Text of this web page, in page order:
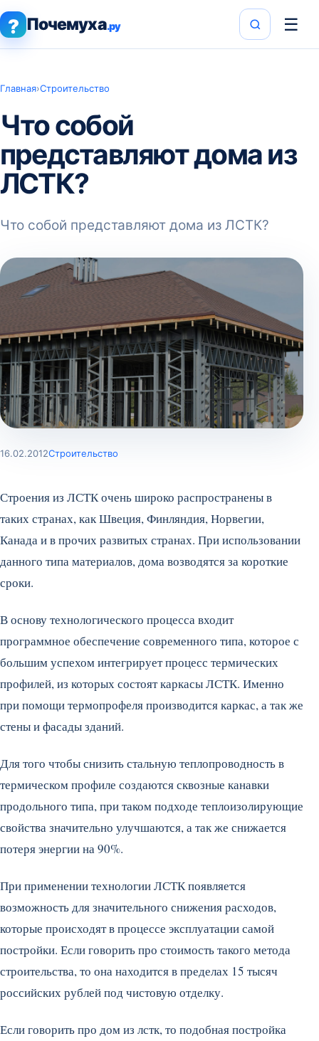
? Почемуха.ру ☰
Главная›Строительство
Что собой
представляют дома из
ЛСТК?
Что собой представляют дома из ЛСТК?
16.02.2012Строительство
Строения из ЛСТК очень широко распространены в
таких странах, как Швеция, Финляндия, Норвегии,
Канада и в прочих развитых странах. При использовании
данного типа материалов, дома возводятся за короткие
сроки.
В основу технологического процесса входит
программное обеспечение современного типа, которое с
большим успехом интегрирует процесс термических
профилей, из которых состоят каркасы ЛСТК. Именно
при помощи термопрофеля производится каркас, а так же
стены и фасады зданий.
Для того чтобы снизить стальную теплопроводность в
термическом профиле создаются сквозные канавки
продольного типа, при таком подходе теплоизолирующие
свойства значительно улучшаются, а так же снижается
потеря энергии на 90%.
При применении технологии ЛСТК появляется
возможность для значительного снижения расходов,
которые происходят в процессе эксплуатации самой
постройки. Если говорить про стоимость такого метода
строительства, то она находится в пределах 15 тысяч
российских рублей под чистовую отделку.
Если говорить про дом из лстк, то подобная постройка